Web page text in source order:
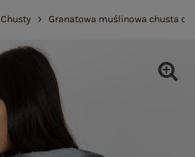
Chusty Granatowa muślinowa chusta